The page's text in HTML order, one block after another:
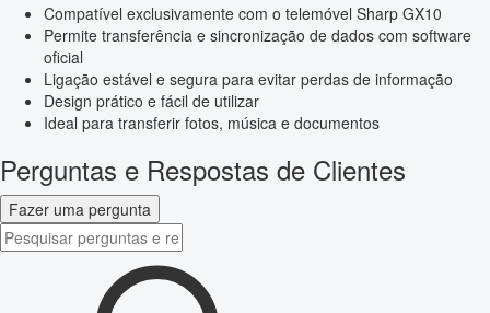
Compatível exclusivamente com o telemóvel Sharp GX10
Permite transferência e sincronização de dados com software
oficial
Ligação estável e segura para evitar perdas de informação
Design prático e fácil de utilizar
Ideal para transferir fotos, música e documentos
Perguntas e Respostas de Clientes
Fazer uma pergunta